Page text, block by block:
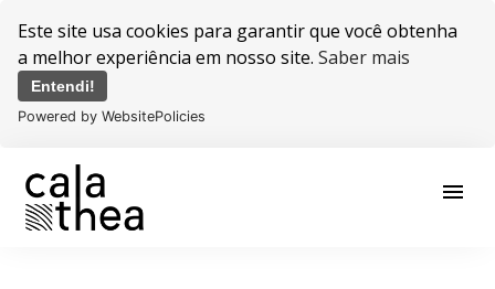
Este site usa cookies para garantir que você obtenha
a melhor experiência em nosso site. Saber mais
Entendi!
Powered by WebsitePolicies
menu